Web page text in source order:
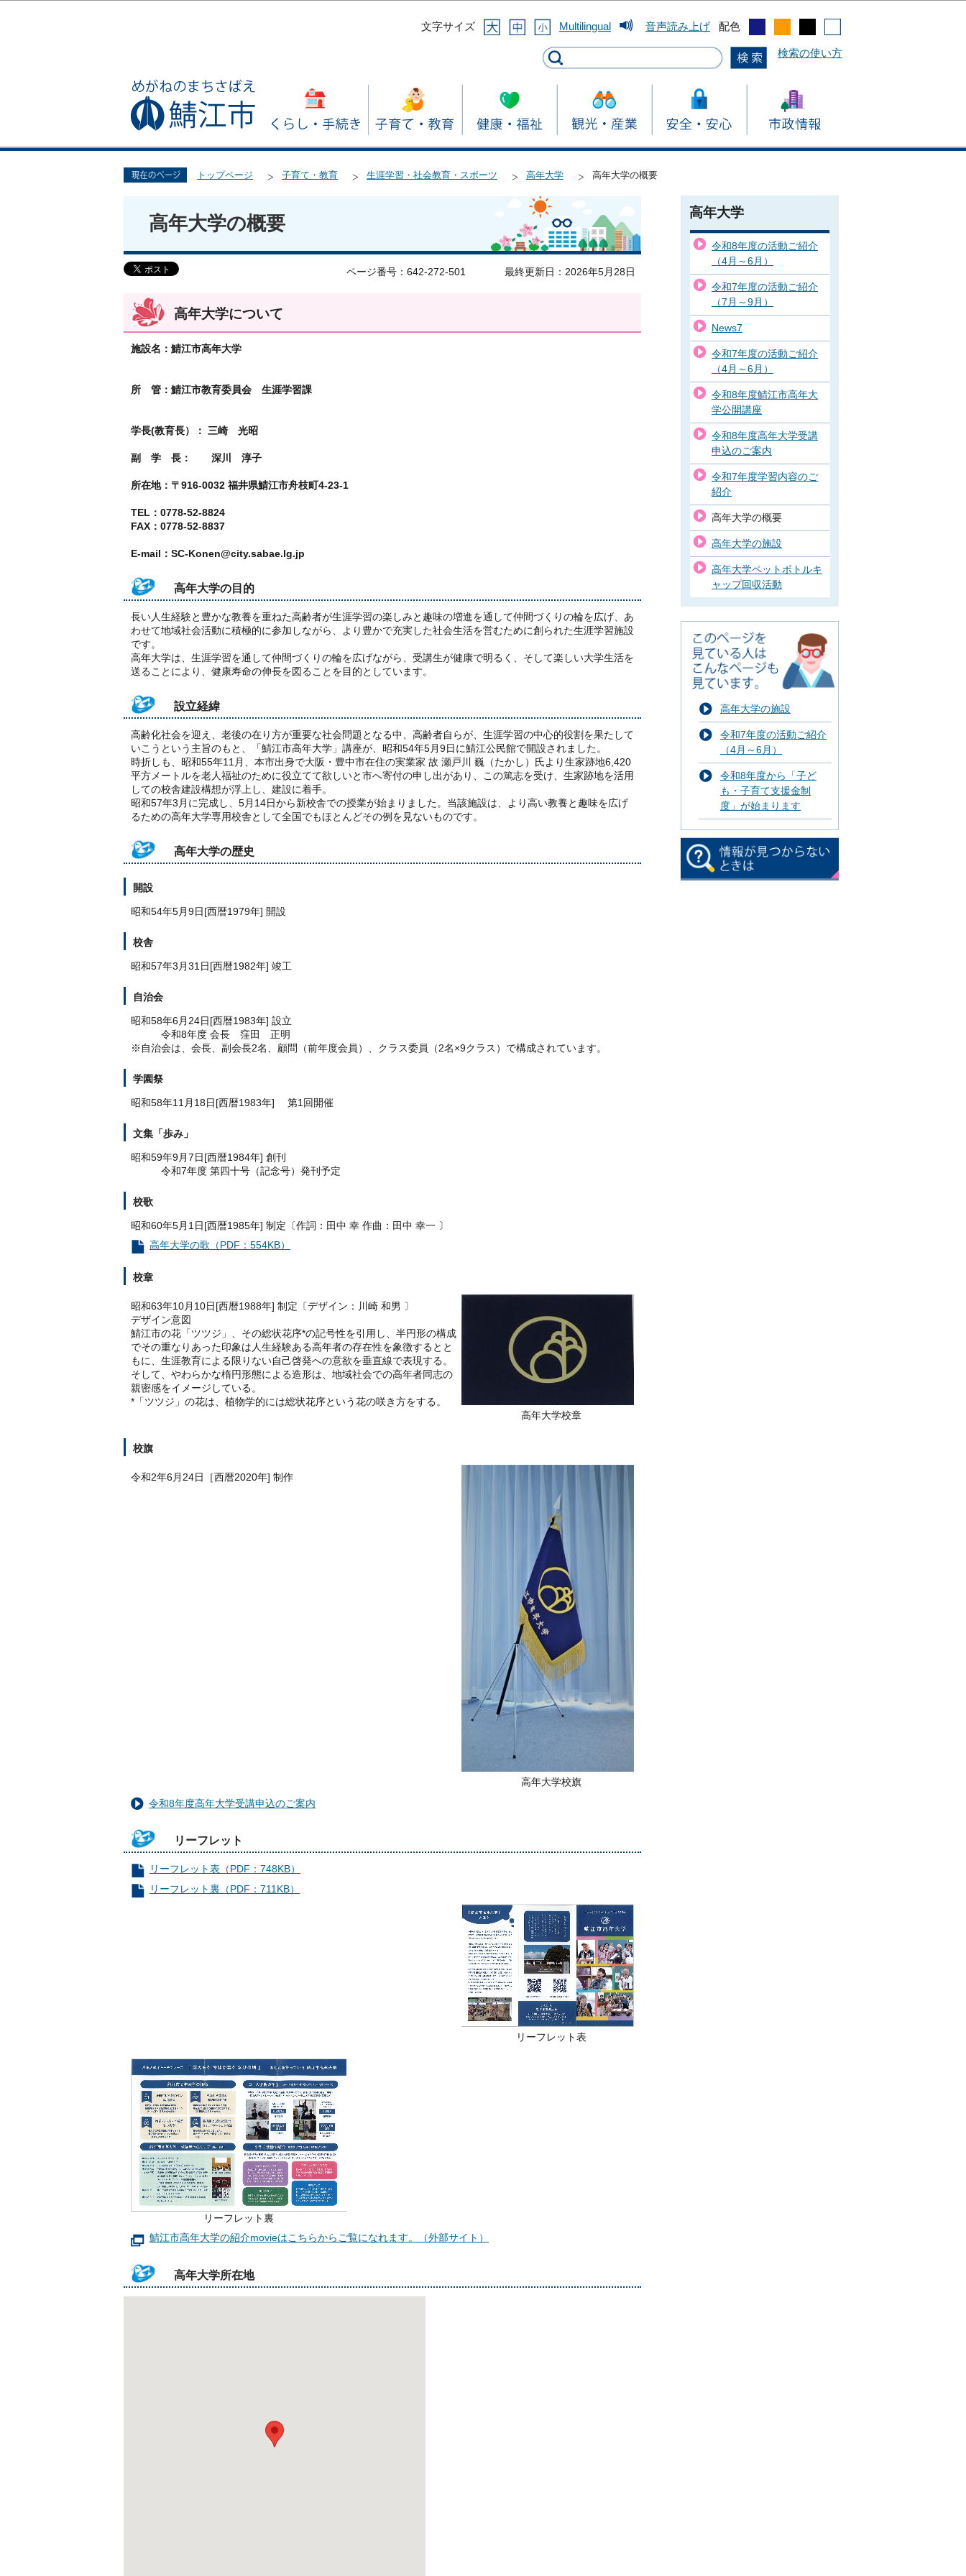
文字サイズ
Multilingual 音声読み上げ 配色
検索の使い方
トップページ 子育て・教育 生涯学習・社会教育・スポーツ 高年大学 高年大学の概要
高年大学の概要
ページ番号：642-272-501 最終更新日：2026年5月28日
高年大学について
施設名：鯖江市高年大学
所 管：鯖江市教育委員会 生涯学習課
学長(教育長）： 三崎 光昭
副 学 長： 深川 淳子
所在地：〒916-0032 福井県鯖江市舟枝町4‐23‐1
TEL：0778-52-8824
FAX：0778-52-8837
E-mail：SC-Konen@city.sabae.lg.jp
高年大学の目的
長い人生経験と豊かな教養を重ねた高齢者が生涯学習の楽しみと趣味の増進を通して仲間づくりの輪を広げ、あ
わせて地域社会活動に積極的に参加しながら、より豊かで充実した社会生活を営むために創られた生涯学習施設
です。
高年大学は、生涯学習を通して仲間づくりの輪を広げながら、受講生が健康で明るく、そして楽しい大学生活を
送ることにより、健康寿命の伸長を図ることを目的としています。
設立経緯
高齢化社会を迎え、老後の在り方が重要な社会問題となる中、高齢者自らが、生涯学習の中心的役割を果たして
いこうという主旨のもと、「鯖江市高年大学」講座が、昭和54年5月9日に鯖江公民館で開設されました。
時折しも、昭和55年11月、本市出身で大阪・豊中市在住の実業家 故 瀬戸川 巍（たかし）氏より生家跡地6,420
平方メートルを老人福祉のために役立てて欲しいと市へ寄付の申し出があり、この篤志を受け、生家跡地を活用
しての校舎建設構想が浮上し、建設に着手。
昭和57年3月に完成し、5月14日から新校舎での授業が始まりました。当該施設は、より高い教養と趣味を広げ
るための高年大学専用校舎として全国でもほとんどその例を見ないものです。
高年大学の歴史
開設
昭和54年5月9日[西暦1979年] 開設
校舎
昭和57年3月31日[西暦1982年] 竣工
自治会
昭和58年6月24日[西暦1983年] 設立
令和8年度 会長 窪田 正明
※自治会は、会長、副会長2名、顧問（前年度会員）、クラス委員（2名×9クラス）で構成されています。
学園祭
昭和58年11月18日[西暦1983年] 第1回開催
文集「歩み」
昭和59年9月7日[西暦1984年] 創刊
令和7年度 第四十号（記念号）発刊予定
校歌
昭和60年5月1日[西暦1985年] 制定〔作詞：田中 幸 作曲：田中 幸一 〕
高年大学の歌（PDF：554KB）
校章
高年大学校章
昭和63年10月10日[西暦1988年] 制定〔デザイン：川崎 和男 〕
デザイン意図
鯖江市の花「ツツジ」、その総状花序*の記号性を引用し、半円形の構成
でその重なりあった印象は人生経験ある高年者の存在性を象徴するとと
もに、生涯教育による限りない自己啓発への意欲を垂直線で表現する。
そして、やわらかな楕円形態による造形は、地域社会での高年者同志の
親密感をイメージしている。
*「ツツジ」の花は、植物学的には総状花序という花の咲き方をする。
校旗
高年大学校旗
令和2年6月24日［西暦2020年] 制作
令和8年度高年大学受講申込のご案内
リーフレット
リーフレット表（PDF：748KB）
リーフレット裏（PDF：711KB）
リーフレット表
リーフレット裏
鯖江市高年大学の紹介movieはこちらからご覧になれます。（外部サイト）
高年大学所在地
高年大学
令和8年度の活動ご紹介
（4月～6月）
令和7年度の活動ご紹介
（7月～9月）
News7
令和7年度の活動ご紹介
（4月～6月）
令和8年度鯖江市高年大
学公開講座
令和8年度高年大学受講
申込のご案内
令和7年度学習内容のご
紹介
高年大学の概要
高年大学の施設
高年大学ペットボトルキ
ャップ回収活動
高年大学の施設
令和7年度の活動ご紹介
（4月～6月）
令和8年度から「子ど
も・子育て支援金制
度」が始まります